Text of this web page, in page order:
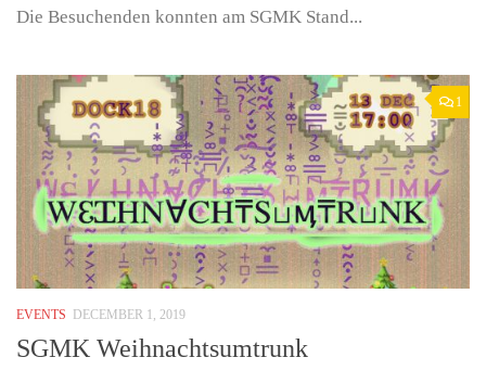
Die Besuchenden konnten am SGMK Stand...
1
EVENTS DECEMBER 1, 2019
SGMK Weihnachtsumtrunk